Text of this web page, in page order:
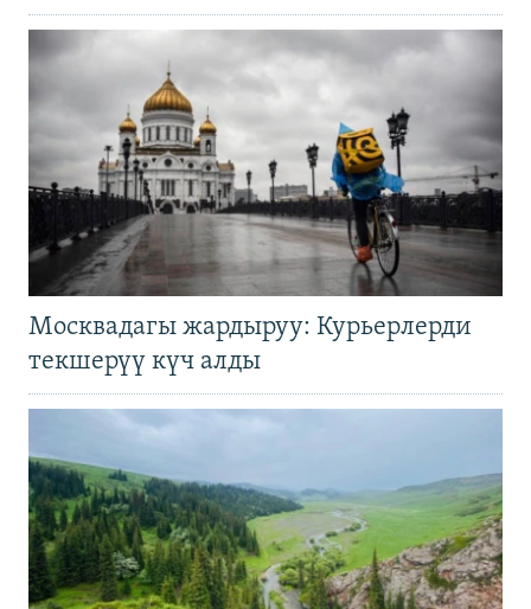
Москвадагы жардыруу: Курьерлерди
текшерүү күч алды